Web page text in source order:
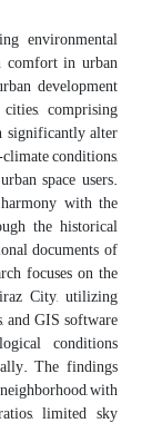
environmental
comfort in urban
development
comprising
significantly alter
conditions,
space users.
with the
the historical
documents of
focuses on the
City, utilizing
and GIS software
conditions
The findings
with
limited sky